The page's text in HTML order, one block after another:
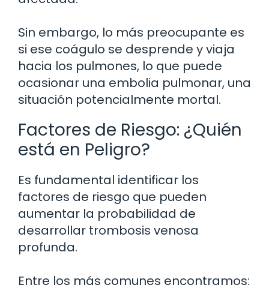
Sin embargo, lo más preocupante es
si ese coágulo se desprende y viaja
hacia los pulmones, lo que puede
ocasionar una embolia pulmonar, una
situación potencialmente mortal.
Factores de Riesgo: ¿Quién
está en Peligro?
Es fundamental identificar los
factores de riesgo que pueden
aumentar la probabilidad de
desarrollar trombosis venosa
profunda.
Entre los más comunes encontramos: